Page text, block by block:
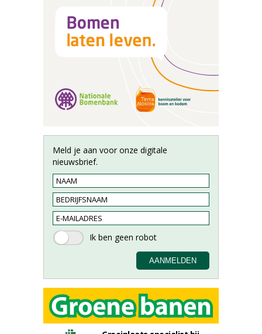
Meld je aan voor onze digitale
nieuwsbrief.